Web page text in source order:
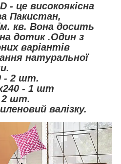
- це високоякісна
Пакистан,
кв. Вона досить
дотик .Один з
варіантів
натуральної
- 2 шт.
- 1 шт
2 шт.
валізку.